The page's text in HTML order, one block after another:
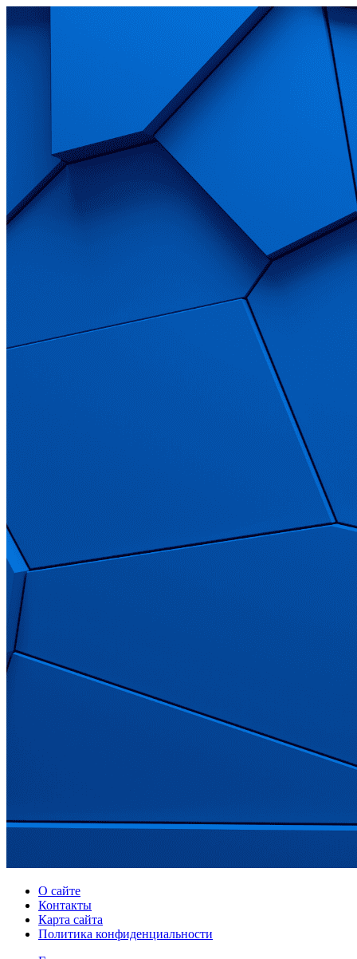
О сайте
Контакты
Карта сайта
Политика конфиденциальности